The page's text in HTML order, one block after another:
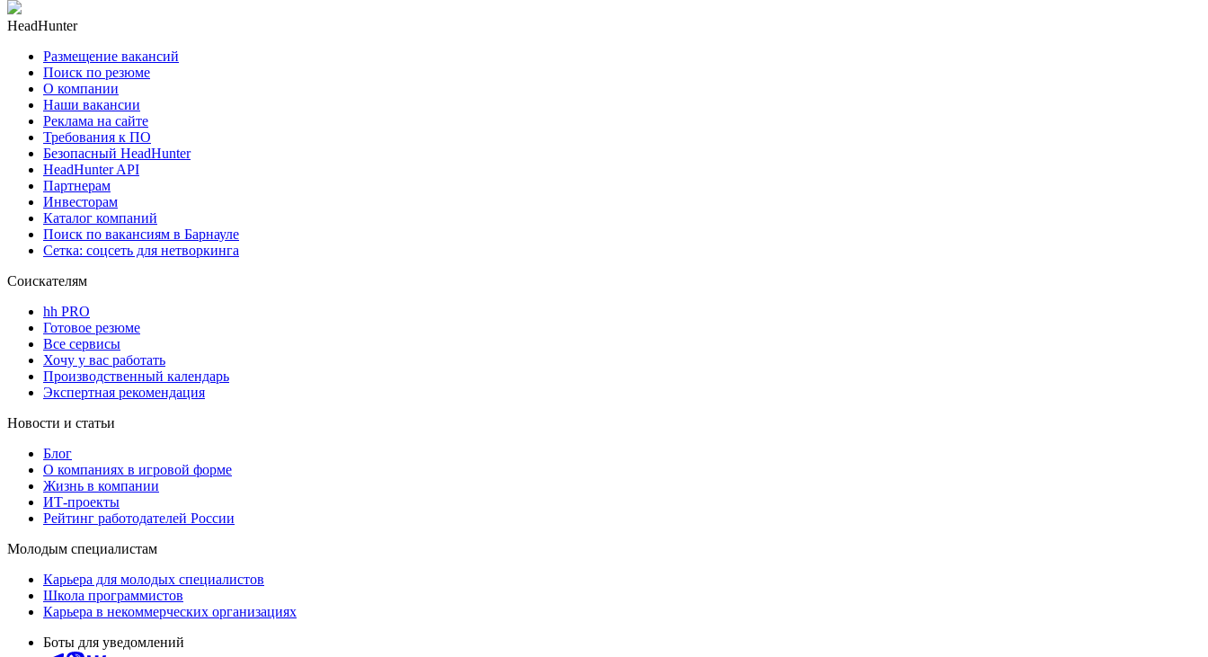
HeadHunter
Размещение вакансий
Поиск по резюме
О компании
Наши вакансии
Реклама на сайте
Требования к ПО
Безопасный HeadHunter
HeadHunter API
Партнерам
Инвесторам
Каталог компаний
Поиск по вакансиям в Барнауле
Сетка: соцсеть для нетворкинга
Соискателям
hh PRO
Готовое резюме
Все сервисы
Хочу у вас работать
Производственный календарь
Экспертная рекомендация
Новости и статьи
Блог
О компаниях в игровой форме
Жизнь в компании
ИТ-проекты
Рейтинг работодателей России
Молодым специалистам
Карьера для молодых специалистов
Школа программистов
Карьера в некоммерческих организациях
Боты для уведомлений